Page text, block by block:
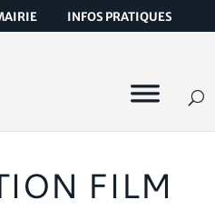
INFOS PRATIQUES
FILM